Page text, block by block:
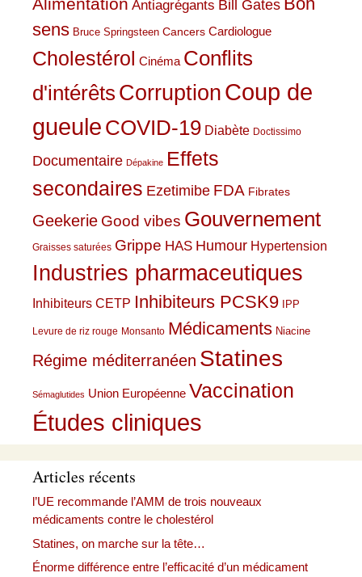
Antiagrégants Bill Gates
sens Bruce Springsteen Cancers Cardiologue
Cholestérol Cinéma Conflits
d'intérêts CorruptionCoup de
gueule COVID-19 Diabète Doctissimo
Documentaire Dépakine Effets
secondaires Ezetimibe FDA Fibrates
Geekerie Good vibes Gouvernement
Graisses saturées Grippe HAS Humour Hypertension
Industries pharmaceutiques
Inhibiteurs CETP Inhibiteurs PCSK9 IPP
Levure de riz rouge Monsanto Médicaments Niacine
Régime méditerranéen Statines
Sémaglutides Union Européenne Vaccination
Études cliniques
Articles récents
l’UE recommande l’AMM de trois nouveaux
médicaments contre le cholestérol
Statines, on marche sur la tête…
Énorme différence entre l’efficacité d’un médicament